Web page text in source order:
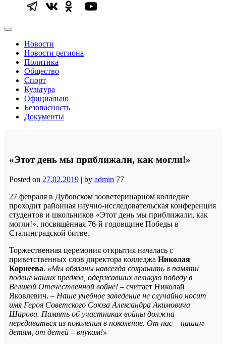
Новости
Новости региона
Политика
Общество
Спорт
Культура
Официально
Безопасность
Документы
«Этот день мы приближали, как могли!»
Posted on 27.02.2019 | by admin 77
27 февраля в Дубовском зооветеринарном колледже
проходит районная научно-исследовательская конференция
студентов и школьников «Этот день мы приближали, как
могли!», посвящённая 76-й годовщине Победы в
Сталинградской битве.
Торжественная церемония открытия началась с
приветственных слов директора колледжа Николая
Корнеева. «Мы обязаны навсегда сохранить в памяти
подвиг наших предков, одержавших великую победу в
Великой Отечественной войне! – считает Николай
Яковлевич. – Наше учебное заведение не случайно носит
имя Героя Советского Союза Александра Акимовича
Шарова. Память об участниках войны должна
передаваться из поколения в поколение. От нас – нашим
детям, от детей – внукам!»